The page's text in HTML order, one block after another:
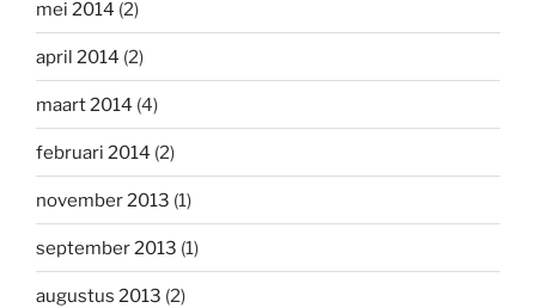
mei 2014 (2)
april 2014 (2)
maart 2014 (4)
februari 2014 (2)
november 2013 (1)
september 2013 (1)
augustus 2013 (2)